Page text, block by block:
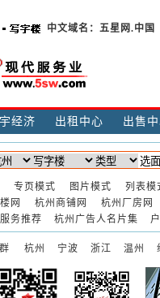
中文域名： 五星网.中国
经济 出租中心 出售
专页模式 图片模式 列表模
网 杭州商铺网 杭州厂房网
务推荐 杭州广告人名片集
杭州 宁波 浙江 温州